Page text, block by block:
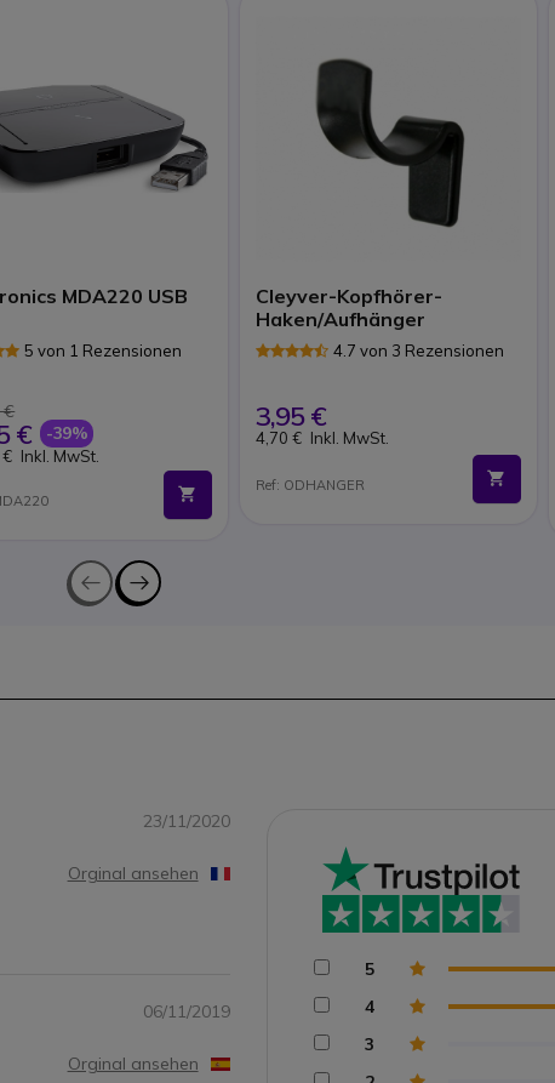
MDA220 USB
5 von 1 Rezensionen
€
€ -39%
€ Inkl. MwSt.
Cleyver-Kopfhörer-
Haken/Aufhänger
4.7 von 3 Rezensionen
3,95 €
4,70 € Inkl. MwSt.
Ref: ODHANGER
23/11/2020
Orginal ansehen
06/11/2019
Orginal ansehen
5
4
3